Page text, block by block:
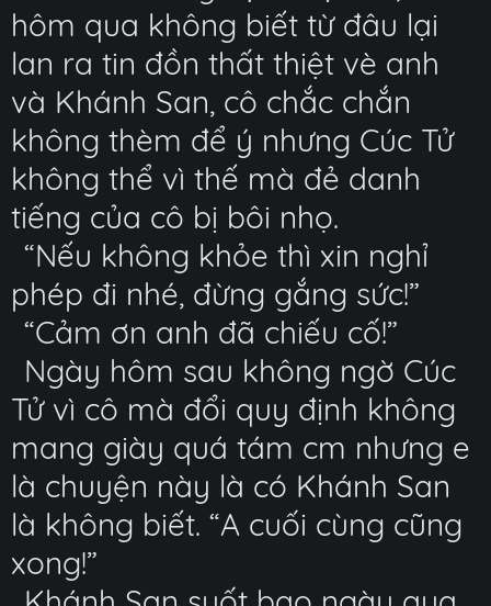
hôm qua không biết từ đâu lại
lan ra tin đồn thất thiệt vè anh
và Khánh San, cô chắc chắn
không thèm để ý nhưng Cúc Tử
không thể vì thế mà đẻ danh
tiếng của cô bị bôi nhọ.
“Nếu không khỏe thì xin nghỉ
phép đi nhé, đừng gắng sức!”
“Cảm ơn anh đã chiếu cố!”
Ngày hôm sau không ngờ Cúc
Tử vì cô mà đổi quy định không
mang giày quá tám cm nhưng e
là chuyện này là có Khánh San
là không biết. “A cuối cùng cũng
xong!”